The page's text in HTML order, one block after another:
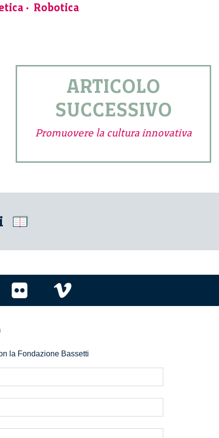
Robotica
ARTICOLO
SUCCESSIVO
Promuovere la cultura innovativa
la Fondazione Bassetti